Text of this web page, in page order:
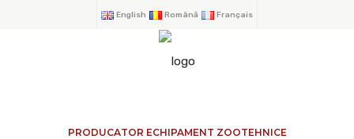
English Română Français
PRODUCATOR ECHIPAMENT ZOOTEHNICE